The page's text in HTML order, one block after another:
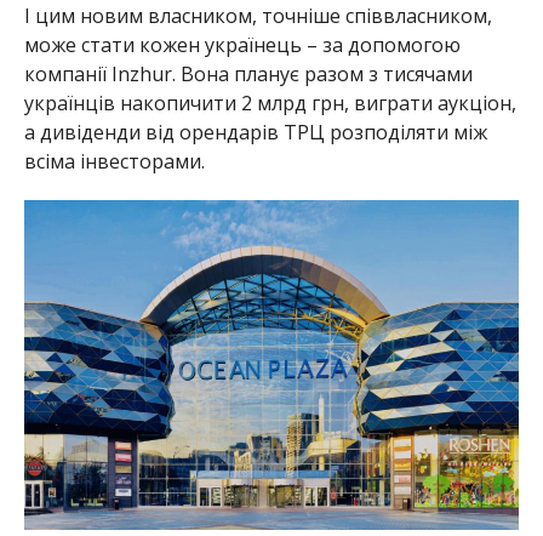
І цим новим власником, точніше співвласником,
може стати кожен українець – за допомогою
компанії Inzhur. Вона планує разом з тисячами
українців накопичити 2 млрд грн, виграти аукціон,
а дивіденди від орендарів ТРЦ розподіляти між
всіма інвесторами.